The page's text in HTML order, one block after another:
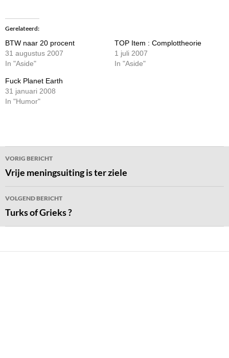
Gerelateerd
BTW naar 20 procent
31 augustus 2007
In "Aside"
TOP Item : Complottheorie
1 juli 2007
In "Aside"
Fuck Planet Earth
31 januari 2008
In "Humor"
Bericht
navigatie
VORIG BERICHT
Vrije meningsuiting is ter ziele
VOLGEND BERICHT
Turks of Grieks ?